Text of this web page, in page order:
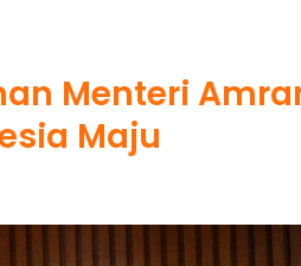
Menteri
Maju